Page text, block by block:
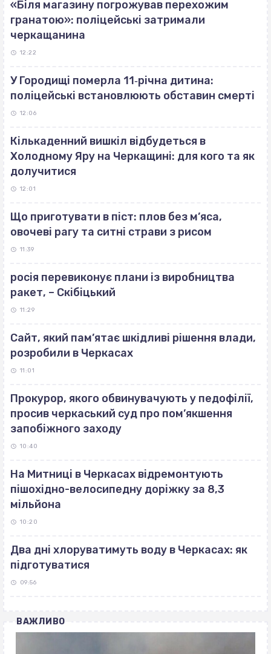
«Біля магазину погрожував перехожим
гранатою»: поліцейські затримали
черкащанина
12:22
У Городищі померла 11‐річна дитина:
поліцейські встановлюють обставин смерті
12:06
Кількаденний вишкіл відбудеться в
Холодному Яру на Черкащині: для кого та як
долучитися
12:01
Що приготувати в піст: плов без м’яса,
овочеві рагу та ситні страви з рисом
11:39
росія перевиконує плани із виробництва
ракет, – Скібіцький
11:29
Сайт, який пам’ятає шкідливі рішення влади,
розробили в Черкасах
11:01
Прокурор, якого обвинувачують у педофілії,
просив черкаський суд про пом’якшення
запобіжного заходу
10:40
На Митниці в Черкасах відремонтують
пішохідно-велосипедну доріжку за 8,3
мільйона
10:20
Два дні хлоруватимуть воду в Черкасах: як
підготуватися
09:56
ВАЖЛИВО